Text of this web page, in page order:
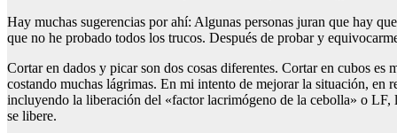
Hay muchas sugerencias por ahí: Algunas personas juran que hay
que no he probado todos los trucos. Después de probar y
Cortar en dados y picar son dos cosas diferentes. Cortar en cubos es
costando muchas lágrimas. En mi intento de mejorar la situación, en
incluyendo la liberación del «factor lacrimógeno de la cebolla» o LF,
se libere.